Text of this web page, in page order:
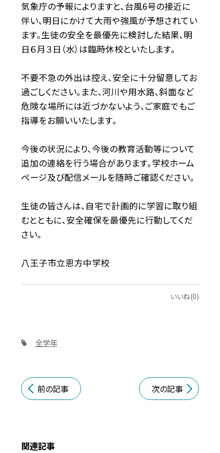
気象庁の予報によりますと、台風6号の接近に
伴い、明日にかけて大雨や強風が予想されてい
ます。生徒の安全を最優先に検討した結果、明
日６月３日（水）は臨時休校といたします。
不要不急の外出は控え、安全に十分留意してお
過ごしください。また、河川や用水路、斜面など
危険な場所には近づかないよう、ご家庭でもご
指導をお願いいたします。
今後の状況により、今後の教育活動等について
追加の連絡を行う場合があります。学校ホーム
ページ及び配信メールを随時ご確認ください。
生徒の皆さんは、自宅で計画的に学習に取り組
むとともに、安全確保を最優先に行動してくだ
さい。
八王子市立恩方中学校
いいね(0)
全学年
前の記事 次の記事
関連記事